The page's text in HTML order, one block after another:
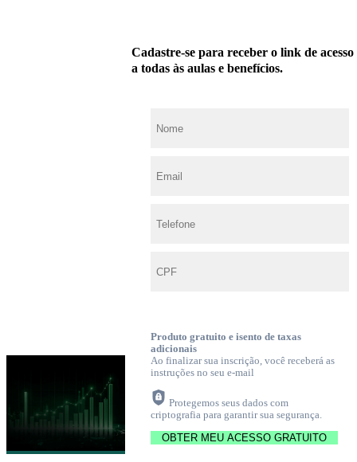
Cadastre-se para receber o link de acesso
a todas às aulas e benefícios.
Produto gratuito e isento de taxas
adicionais
Ao finalizar sua inscrição, você receberá as
instruções no seu e-mail
Protegemos seus dados com
criptografia para garantir sua segurança.